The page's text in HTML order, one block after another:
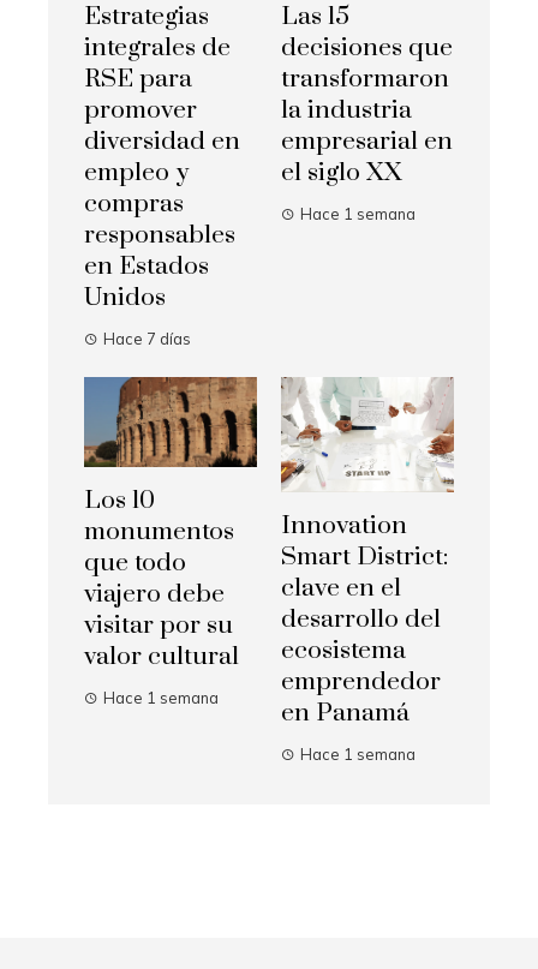
Estrategias
integrales de
RSE para
promover
diversidad en
empleo y
compras
responsables
en Estados
Unidos
Hace 7 días
Las 15
decisiones que
transformaron
la industria
empresarial en
el siglo XX
Hace 1 semana
Los 10
monumentos
que todo
viajero debe
visitar por su
valor cultural
Hace 1 semana
Innovation
Smart District:
clave en el
desarrollo del
ecosistema
emprendedor
en Panamá
Hace 1 semana